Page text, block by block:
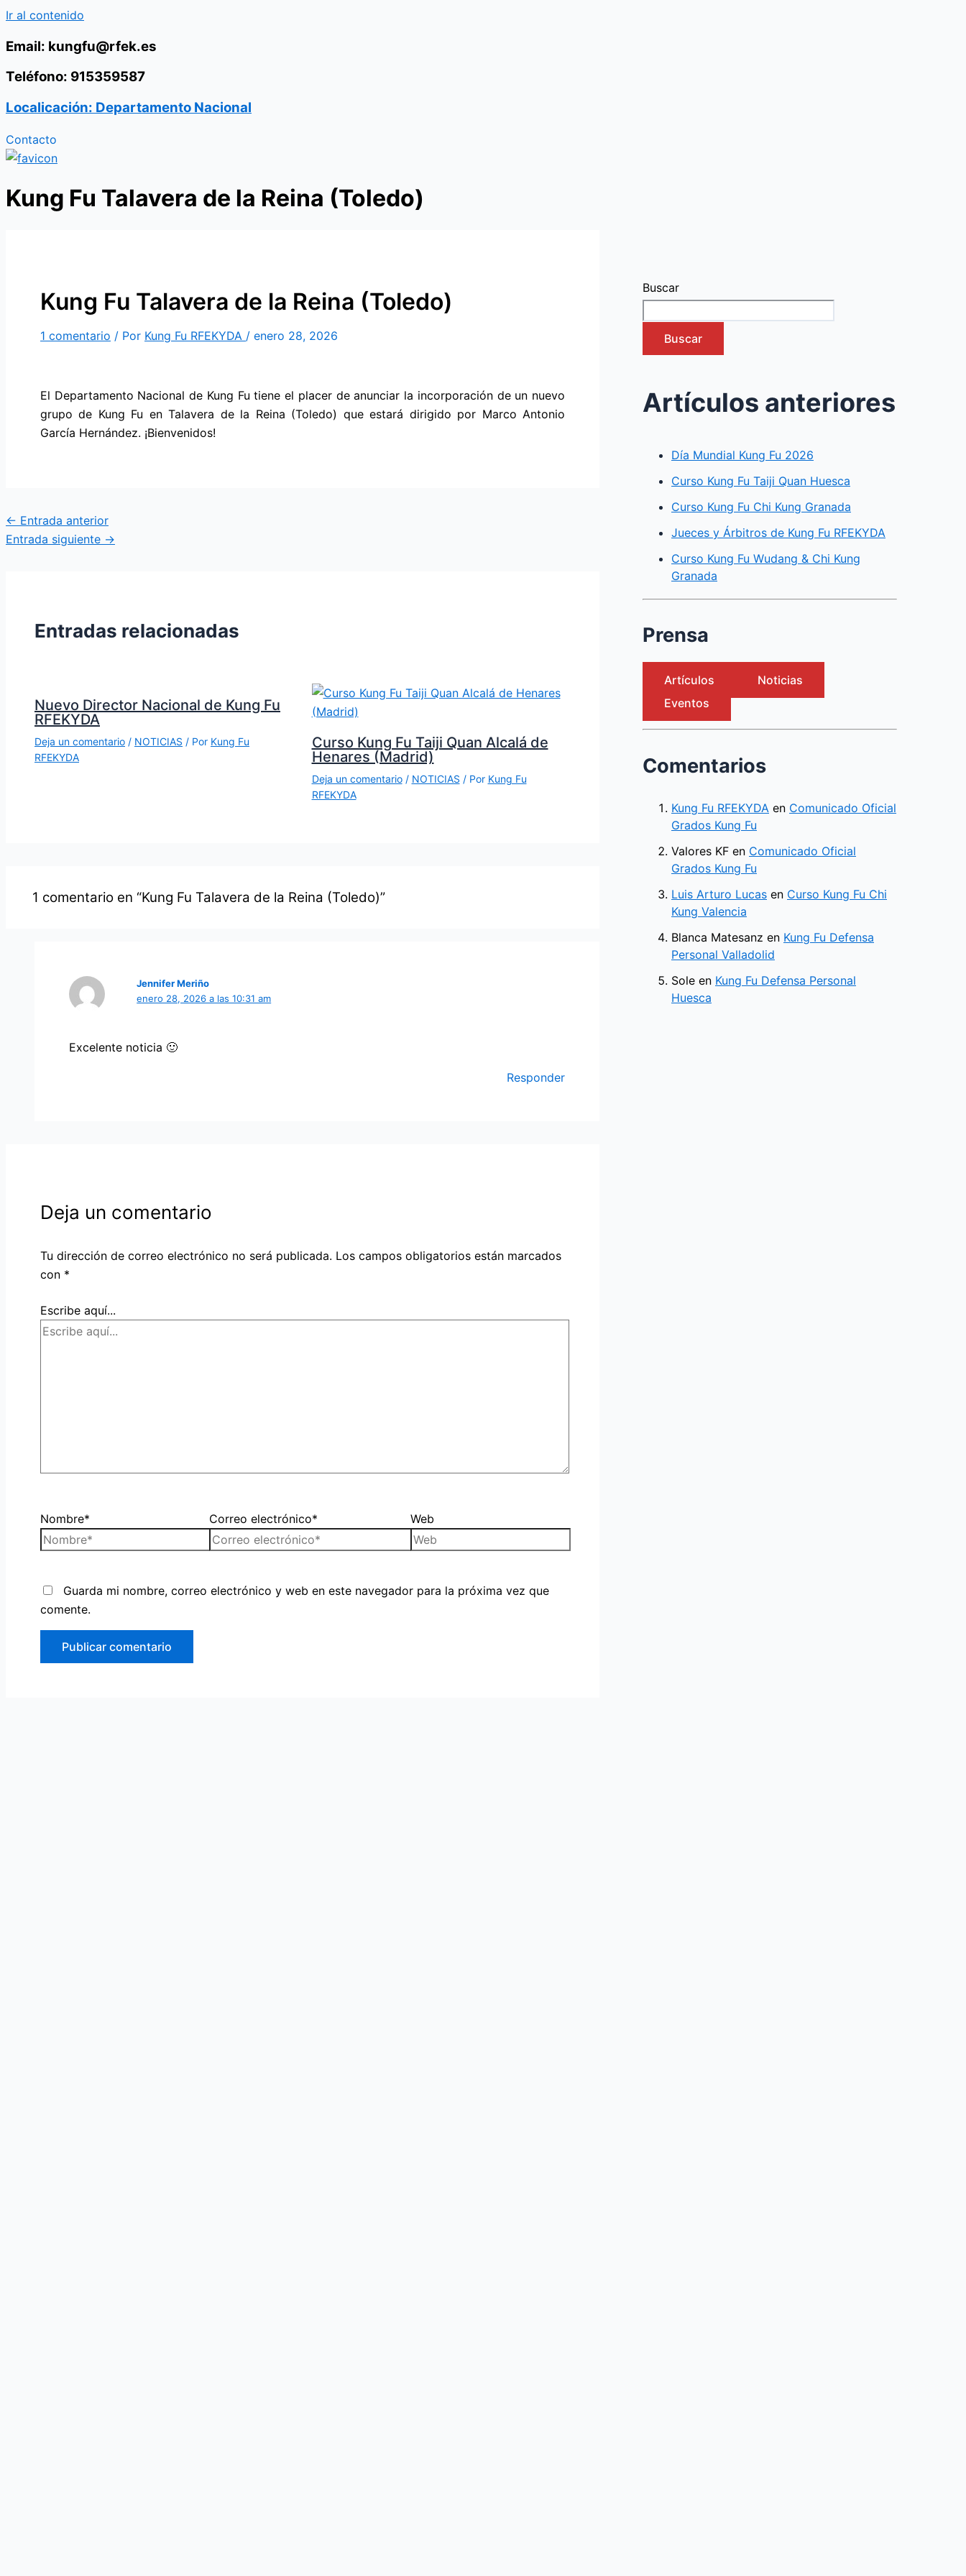
Ir al contenido
Email: kungfu@rfek.es
Teléfono: 915359587
Localicación: Departamento Nacional
Contacto
Kung Fu Talavera de la Reina (Toledo)
Kung Fu Talavera de la Reina (Toledo)
1 comentario / Por Kung Fu RFEKYDA / enero 28, 2026
El Departamento Nacional de Kung Fu tiene el placer de anunciar la incorporación de un nuevo
grupo de Kung Fu en Talavera de la Reina (Toledo) que estará dirigido por Marco Antonio
García Hernández. ¡Bienvenidos!
← Entrada anterior
Entrada siguiente →
Entradas relacionadas
Nuevo Director Nacional de Kung Fu
RFEKYDA
Deja un comentario / NOTICIAS / Por Kung Fu
RFEKYDA
Curso Kung Fu Taiji Quan Alcalá de
Henares (Madrid)
Deja un comentario / NOTICIAS / Por Kung Fu
RFEKYDA
1 comentario en “Kung Fu Talavera de la Reina (Toledo)”
Jennifer Meriño
enero 28, 2026 a las 10:31 am
Excelente noticia 🙂
Responder
Deja un comentario
Tu dirección de correo electrónico no será publicada. Los campos obligatorios están marcados
con *
Escribe aquí...
Nombre* Correo electrónico* Web
Guarda mi nombre, correo electrónico y web en este navegador para la próxima vez que
comente.
Buscar
Buscar
Artículos anteriores
Día Mundial Kung Fu 2026
Curso Kung Fu Taiji Quan Huesca
Curso Kung Fu Chi Kung Granada
Jueces y Árbitros de Kung Fu RFEKYDA
Curso Kung Fu Wudang & Chi Kung
Granada
Prensa
Artículos
Noticias
Eventos
Comentarios
Kung Fu RFEKYDA en Comunicado Oficial
Grados Kung Fu
Valores KF en Comunicado Oficial
Grados Kung Fu
Luis Arturo Lucas en Curso Kung Fu Chi
Kung Valencia
Blanca Matesanz en Kung Fu Defensa
Personal Valladolid
Sole en Kung Fu Defensa Personal
Huesca